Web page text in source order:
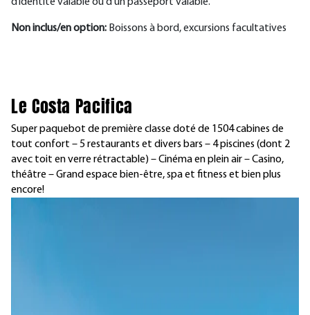
Non inclus/en option: Boissons à bord, excursions facultatives
Le Costa Pacifica
Super paquebot de première classe doté de 1504 cabines de
tout confort – 5 restaurants et divers bars – 4 piscines (dont 2
avec toit en verre rétractable) – Cinéma en plein air – Casino,
théâtre – Grand espace bien-être, spa et fitness et bien plus
encore!